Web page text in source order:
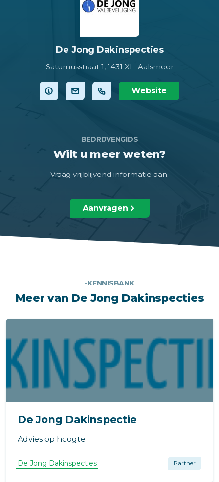
De Jong Dakinspecties
Saturnusstraat 1, 1431 XL Aalsmeer
Website
BEDRIJVENGIDS
Wilt u meer weten?
Vraag vrijblijvend informatie aan.
Aanvragen
-KENNISBANK
Meer van De Jong Dakinspecties
De Jong Dakinspectie
Advies op hoogte !
De Jong Dakinspecties Partner